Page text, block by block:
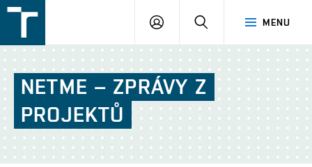
v
Brně
MENU
PŘIHLÁŠENÍ
NETME – ZPRÁVY Z
PROJEKTŮ